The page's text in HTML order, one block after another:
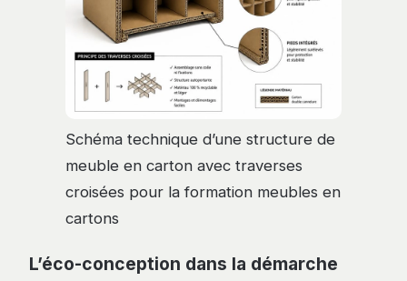
Schéma technique d’une structure de
meuble en carton avec traverses
croisées pour la formation meubles en
cartons
L’éco-conception dans la démarche